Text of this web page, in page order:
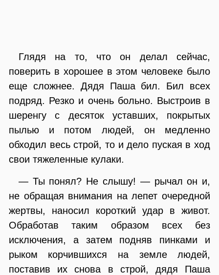
Глядя на то, что он делал сейчас,
поверить в хорошее в этом человеке было
еще сложнее. Дядя Паша бил. Бил всех
подряд. Резко и очень больно. Выстроив в
шеренгу с десяток уставших, покрытых
пылью и потом людей, он медленно
обходил весь строй, то и дело пуская в ход
свои тяжеленные кулаки.
— Ты понял? Не слышу! — рычал он и,
не обращая внимания на лепет очередной
жертвы, наносил короткий удар в живот.
Обработав таким образом всех без
исключения, а затем подняв пинками и
рыком корчившихся на земле людей,
поставив их снова в строй, дядя Паша